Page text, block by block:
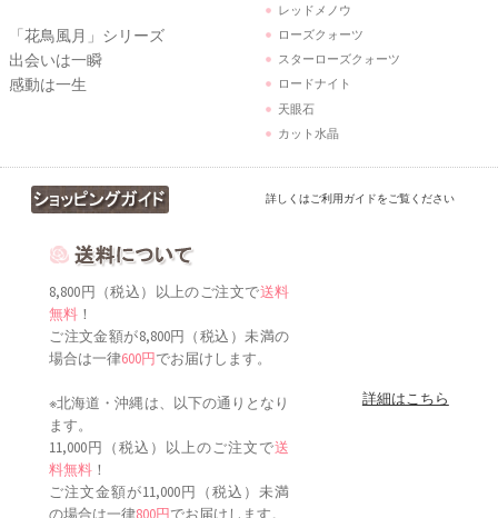
「花鳥風月」シリーズ
出会いは一瞬
感動は一生
レッドメノウ
ローズクォーツ
スターローズクォーツ
ロードナイト
天眼石
カット水晶
詳しくはご利用ガイドをご覧ください
8,800円（税込）以上のご注文で送料
無料 ！
ご注文金額が8,800円（税込）未満の
場合は一律600円でお届けします。
※北海道・沖縄は、以下の通りとなり
ます。
11,000円（税込）以上のご注文で送
料無料 ！
ご注文金額が11,000円（税込）未満
の場合は一律800円でお届けします。
詳細はこちら